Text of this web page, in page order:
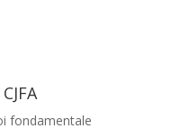
fondamentale